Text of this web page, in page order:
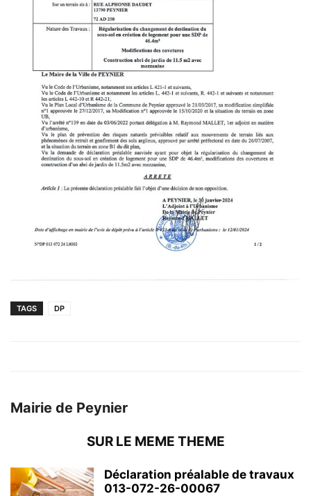
TAGS DP
Mairie de Peynier
SUR LE MEME THEME
Déclaration préalable de travaux
013-072-26-00067